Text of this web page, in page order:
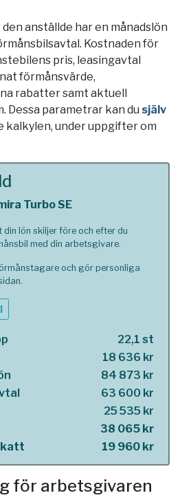
anställde har en månadslön
Kostnaden för
pris, leasingavtal
förmånsvärde,
rabatter samt aktuell
. Dessa parametrar kan du själv
kalkylen, under uppgifter om
Turbo SE
din lön skiljer före och efter du
med din arbetsgivare.
och gör personliga
22,1 st
18 636 kr
84 873 kr
63 600 kr
25 535 kr
38 065 kr
19 960 kr
för arbetsgivaren